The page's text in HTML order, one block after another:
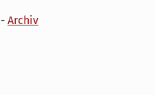
- Archiv